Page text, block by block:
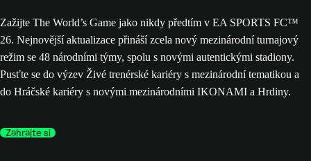
Zažijte The World’s Game jako nikdy předtím v EA SPORTS FC™
26. Nejnovější aktualizace přináší zcela nový mezinárodní turnajový
režim se 48 národními týmy, spolu s novými autentickými stadiony.
Pusťte se do výzev Živé trenérské kariéry s mezinárodní tematikou a
do Hráčské kariéry s novými mezinárodními IKONAMI a Hrdiny.
Zahrajte si